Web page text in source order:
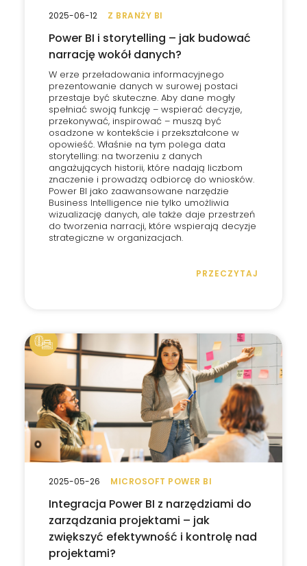
Z BRANŻY BI
Power BI i storytelling – jak budować
narrację wokół danych?
W erze przeładowania informacyjnego
prezentowanie danych w surowej postaci
przestaje być skuteczne. Aby dane mogły
spełniać swoją funkcję – wspierać decyzje,
przekonywać, inspirować – muszą być
osadzone w kontekście i przekształcone w
opowieść. Właśnie na tym polega data
storytelling: na tworzeniu z danych
angażujących historii, które nadają liczbom
znaczenie i prowadzą odbiorcę do wniosków.
Power BI jako zaawansowane narzędzie
Business Intelligence nie tylko umożliwia
wizualizację danych, ale także daje przestrzeń
do tworzenia narracji, które wspierają decyzje
strategiczne w organizacjach.
PRZECZYTAJ
2025-06-12
MICROSOFT POWER BI
Integracja Power BI z narzędziami do
zarządzania projektami – jak
zwiększyć efektywność i kontrolę nad
projektami?
2025-05-26